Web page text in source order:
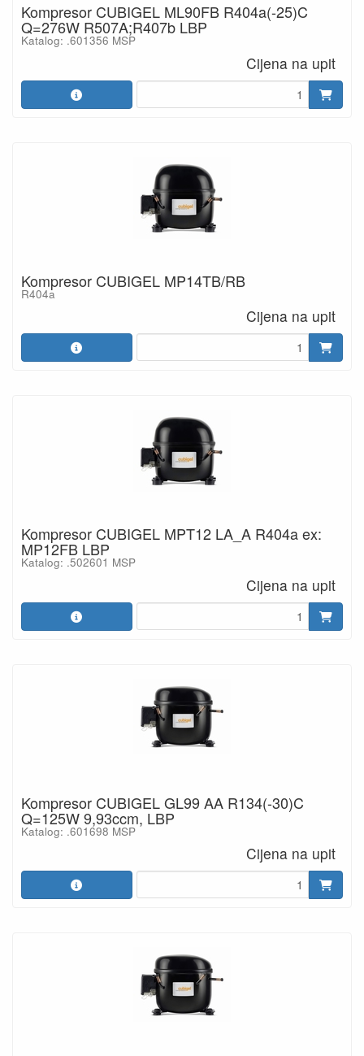
Kompresor CUBIGEL ML90FB R404a(-25)C
Q=276W R507A;R407b LBP
Katalog: .601356 MSP
Cijena na upit
Kompresor CUBIGEL MP14TB/RB
R404a
Cijena na upit
Kompresor CUBIGEL MPT12 LA_A R404a ex:
MP12FB LBP
Katalog: .502601 MSP
Cijena na upit
Kompresor CUBIGEL GL99 AA R134(-30)C
Q=125W 9,93ccm, LBP
Katalog: .601698 MSP
Cijena na upit